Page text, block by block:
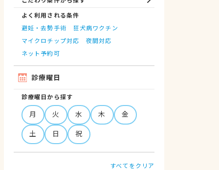
よく利用される条件
避妊・去勢手術
狂犬病ワクチン
マイクロチップ対応
夜間対応
ネット予約可
診療曜日
診療曜日から探す
月 火 水 木
金
土
日 祝
すべてをクリア